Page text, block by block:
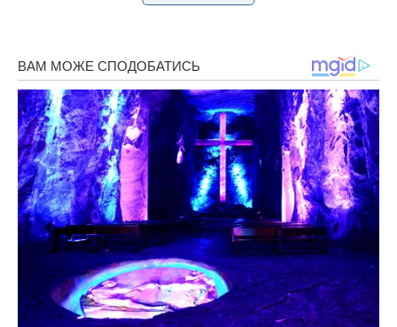
-У вас точно все добре?
Батько поруч і подбає про мене. А ви там повеселіться на
славу. Цілую тебе, мій любий! — вона говорила веселим
тоном, хоч це давалося їй нелегко. Але до чого
засмучувати сина в такий важливий у житті день.
– Мамочко, татку, ви в мене найрідніші та найулюбленіші,
відпочивайте! — промовив син у слухавку.
Як подарунок на весілля вони вирішили подарувати
молодим невелику однокімнатну квартиру. Меблями її
обставили. Спочатку молодята приїжджали до батьків
чоловіка разом погостювати, а трохи згодом син
приїжджав сам. Казав, що Антоніна то погано
почувається, то роботи багато, то ще щось.